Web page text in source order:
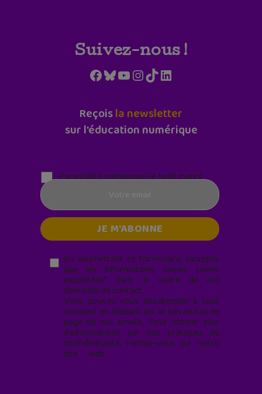
Suivez-nous !
Facebook
Bluesky
YouTube
Instagram
TikTokLinkedIn
Reçoisla newsletter
sur l'éducation numérique
Parentalité numérique (le lundi matin)
En soumettant ce formulaire, j’accepte
que les informations saisies soient
exploitées* dans le cadre de ma
demande de contact.
Vous pouvez vous désabonner à tout
moment en cliquant sur le lien en bas de
page de nos emails. Pour obtenir plus
d'informations sur nos pratiques de
confidentialité, rendez-vous sur notre
site web